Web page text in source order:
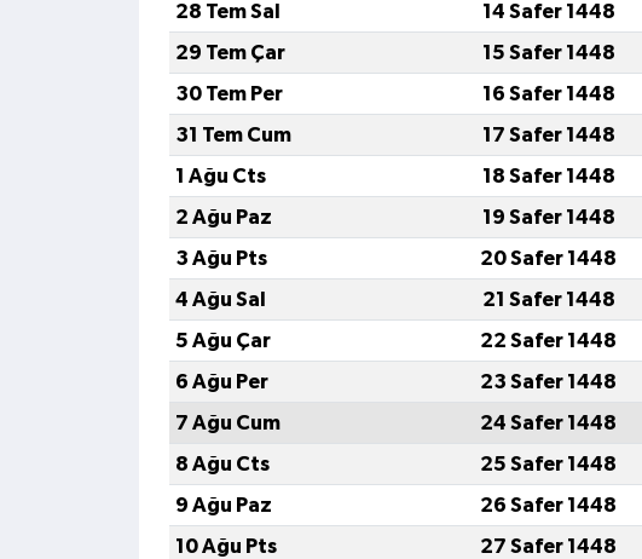
28 Tem Sal
14 Safer 1448
29 Tem Çar
15 Safer 1448
30 Tem Per
16 Safer 1448
31 Tem Cum
17 Safer 1448
1 Ağu Cts
18 Safer 1448
2 Ağu Paz
19 Safer 1448
3 Ağu Pts
20 Safer 1448
4 Ağu Sal
21 Safer 1448
5 Ağu Çar
22 Safer 1448
6 Ağu Per
23 Safer 1448
7 Ağu Cum
24 Safer 1448
8 Ağu Cts
25 Safer 1448
9 Ağu Paz
26 Safer 1448
10 Ağu Pts
27 Safer 1448